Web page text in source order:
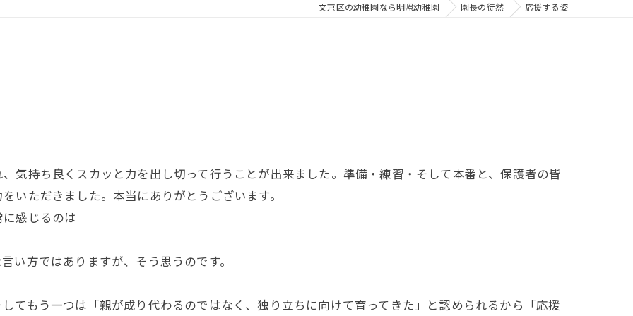
文京区の幼稚園なら明照幼稚園 園長の徒然 応援する姿
持ち良くスカッと力を出し切って行うことが出来ました。準備・練習・そして本番と、保護者の皆
いただきました。本当にありがとうございます。
感じるのは
い方ではありますが、そう思うのです。
てもう一つは「親が成り代わるのではなく、独り立ちに向けて育ってきた」と認められるから「応援